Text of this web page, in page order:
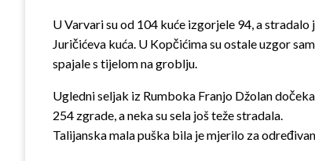
U Varvari su od 104 kuće izgorjele 94, a
Juričićeva kuća. U Kopčićima su ostale uzgor
spajale s tijelom na groblju.
Ugledni seljak iz Rumboka Franjo Džolan
254 zgrade, a neka su sela još teže stradala.
Talijanska mala puška bila je mjerilo za